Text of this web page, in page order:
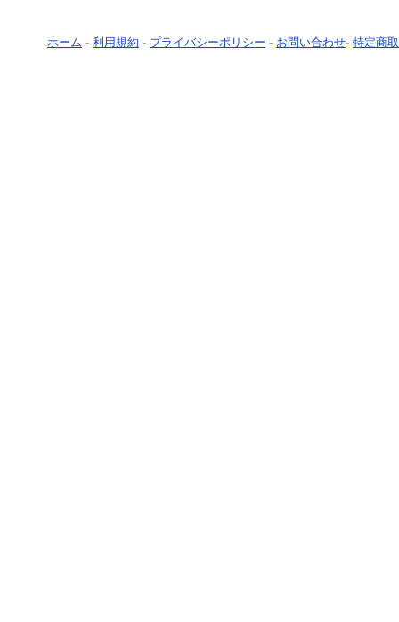
ホーム - 利用規約 - プライバシーポリシー - お問い合わせ- 特定商